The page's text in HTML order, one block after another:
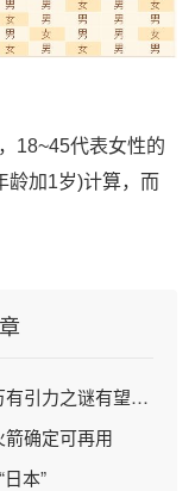
18~45代表女性的
龄加1岁)计算，而
之谜有望被破解？
确定可再用
本”